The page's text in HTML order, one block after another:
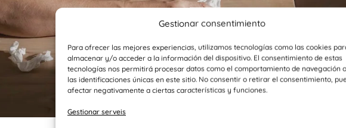
Gestionar consentimiento
Para ofrecer las mejores experiencias, utilizamos tecnologías como las cookies
almacenar y/o acceder a la información del dispositivo. El consentimiento de estas
tecnologías nos permitirá procesar datos como el comportamiento de navegación o
las identificaciones únicas en este sitio. No consentir o retirar el consentimiento,
afectar negativamente a ciertas características y funciones.
Gestionar serveis